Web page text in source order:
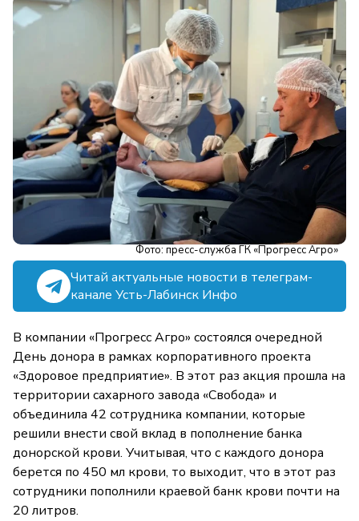
Фото: пресс-служба ГК «Прогресс Агро»
Читай актуальные новости в телеграм-
канале Усть-Лабинск Инфо
В компании «Прогресс Агро» состоялся очередной
День донора в рамках корпоративного проекта
«Здоровое предприятие». В этот раз акция прошла на
территории сахарного завода «Свобода» и
объединила 42 сотрудника компании, которые
решили внести свой вклад в пополнение банка
донорской крови. Учитывая, что с каждого донора
берется по 450 мл крови, то выходит, что в этот раз
сотрудники пополнили краевой банк крови почти на
20 литров.